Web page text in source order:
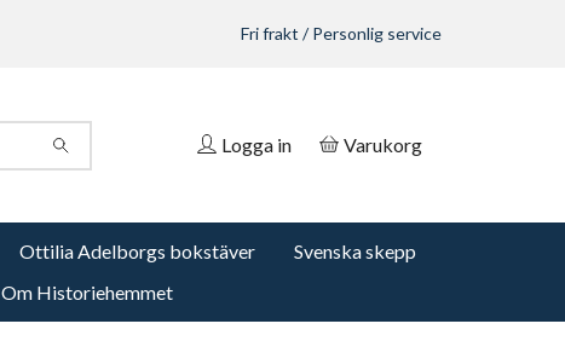
Fri frakt / Personlig service
Logga in Varukorg
Ottilia Adelborgs bokstäver
Svenska skepp
Om Historiehemmet